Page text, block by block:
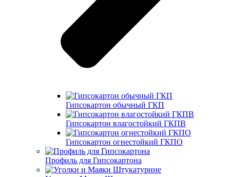
Гипсокартон обычный ГКП
Гипсокартон влагостойкий ГКПВ
Гипсокартон огнестойкий ГКПО
Профиль для Гипсокартона